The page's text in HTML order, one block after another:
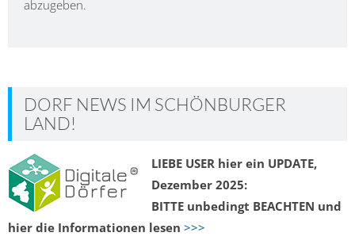
abzugeben.
DORF NEWS IM SCHÖNBURGER
LAND!
LIEBE USER hier ein UPDATE,
Dezember 2025:
BITTE unbedingt BEACHTEN und
hier die Informationen lesen >>>